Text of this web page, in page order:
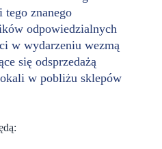
tego znanego
odpowiedzialnych
w wydarzeniu wezmą
się odsprzedażą
w pobliżu sklepów